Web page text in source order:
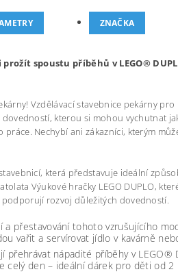
ZNAČKA
spoustu příběhů v LEGO®
Vzdělávací stavebnice pekárny
kterou si mohou vychutnat
práce. Nechybí ani zákazníci, kterým
která představuje ideální
Výukové hračky LEGO DUPLO,
rozvoj důležitých dovedností.
přestavování tohoto vzrušujícího
vařit a servírovat jídlo v kavárně
přehrávat nápadité příběhy v
celý den – ideální dárek pro děti od 2